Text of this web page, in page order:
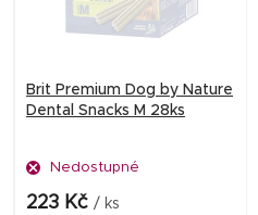
Brit Premium Dog by Nature
Dental Snacks M 28ks
Nedostupné
223 Kč / ks